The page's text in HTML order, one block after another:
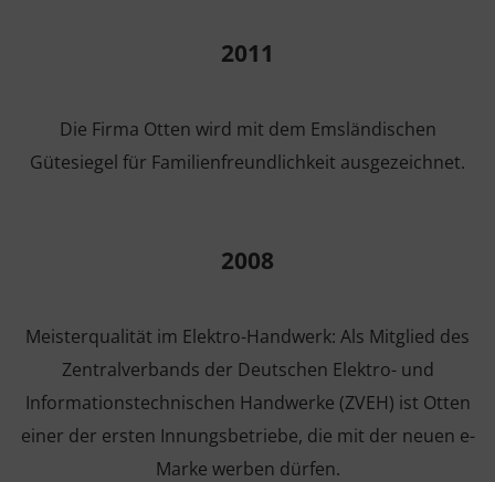
2011
Die Firma Otten wird mit dem Emsländischen
Gütesiegel für Familienfreundlichkeit ausgezeichnet.
2008
Meisterqualität im Elektro-Handwerk: Als Mitglied des
Zentralverbands der Deutschen Elektro- und
Informationstechnischen Handwerke (ZVEH) ist Otten
einer der ersten Innungsbetriebe, die mit der neuen e-
Marke werben dürfen.